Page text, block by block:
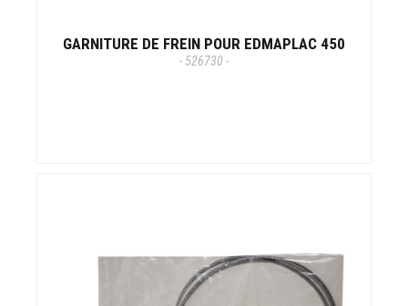
GARNITURE DE FREIN POUR EDMAPLAC 450
- 526730 -